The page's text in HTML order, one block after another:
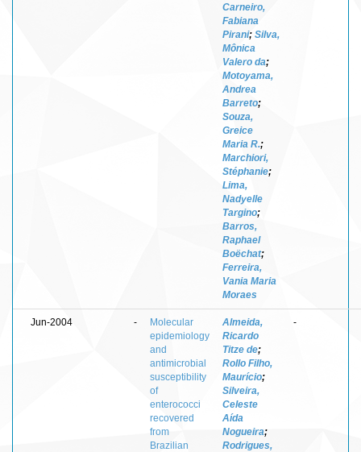
Carneiro,
Fabiana
Pirani; Silva,
Mônica
Valero da;
Motoyama,
Andrea
Barreto;
Souza,
Greice
Maria R.;
Marchiori,
Stéphanie;
Lima,
Nadyelle
Targino;
Barros,
Raphael
Boëchat;
Ferreira,
Vania Maria
Moraes
Jun-2004 -
Molecular
epidemiology
and
antimicrobial
susceptibility
of
enterococci
recovered
from
Brazilian
Almeida,
Ricardo
Titze de;
Rollo Filho,
Maurício;
Silveira,
Celeste
Aída
Nogueira;
Rodrigues,
-